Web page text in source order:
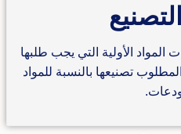
المواد الأولية التي يجب طلبها
تصنيعها بالنسبة للمواد